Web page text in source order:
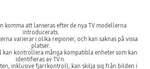
komma att lanseras efter de nya TV modellerna
introducerats.
varierar i olika regioner, och kan saknas på vissa
platser.
kan kontrollera många kompatibla enheter som kan
identifieras av TV:n.
inklusive fjärrkontroll, kan skilja sig från bilden i